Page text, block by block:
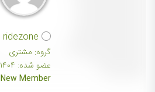
گروه: مشتری
عضو شده: ۱۴۰۴-۰۷-۱۵
New Member